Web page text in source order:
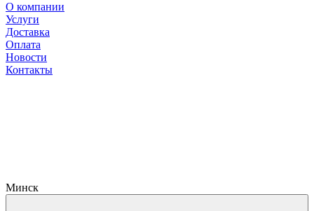
О компании
Услуги
Доставка
Оплата
Новости
Контакты
Минск